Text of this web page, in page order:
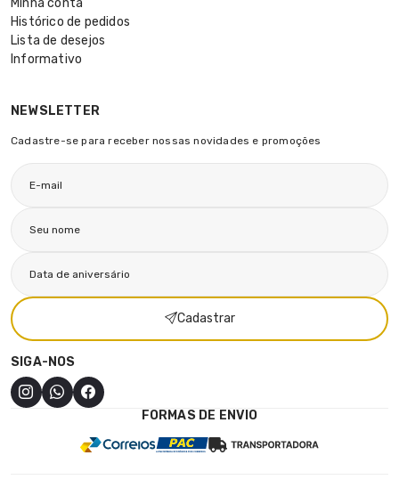
Minha conta
Histórico de pedidos
Lista de desejos
Informativo
NEWSLETTER
Cadastre-se para receber nossas novidades e promoções
Cadastrar
SIGA-NOS
FORMAS DE ENVIO